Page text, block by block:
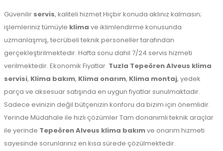
Güvenilir servis, kaliteli hizmet Hiçbir konuda aklınız kalmasın;
işlemleriniz tümüyle klima ve iklimlendirme konusunda
uzmanlaşmış, tecrübeli teknik personeller tarafından
gerçekleştirilmektedir. Hafta sonu dahil 7/24 servis hizmeti
verilmektedir. Ekonomik Fiyatlar Tuzla Tepeören Alveus klima
servisi, Klima bakım, Klima onarım, Klima montaj, yedek
parça ve aksesuar satışında en uygun fiyatlar sunulmaktadır.
Sadece evinizin değil bütçenizin konforu da bizim için önemlidir.
Yerinde Müdahale ile hızlı çözümler Tam donanımlı teknik araçlar
ile yerinde Tepeören Alveus klima bakımve onarım hizmeti
sayesinde sorunlarınız en kısa sürede çözülmektedir.